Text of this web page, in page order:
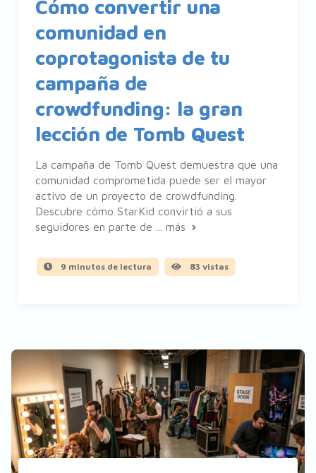
Cómo convertir una
comunidad en
coprotagonista de tu
campaña de
crowdfunding: la gran
lección de Tomb Quest
La campaña de Tomb Quest demuestra que una
comunidad comprometida puede ser el mayor
activo de un proyecto de crowdfunding.
Descubre cómo StarKid convirtió a sus
seguidores en parte de ... más
9 minutos de lectura 83 vistas